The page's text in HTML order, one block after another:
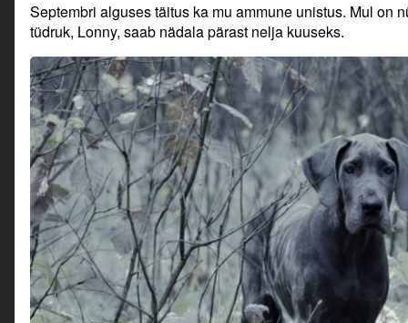
Septembri alguses täitus ka mu ammune unistus. Mul on
tüdruk, Lonny, saab nädala pärast nelja kuuseks.